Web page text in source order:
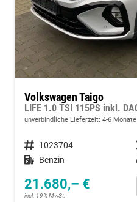
Volkswagen Taigo
unverbindliche Lieferzeit: 4-6 Monate
Fahrzeugnummer 1023704
Kraftstoff Benzin
21.680,– €
incl. 19% MwSt.